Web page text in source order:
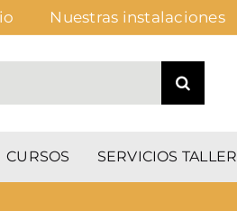
Nuestras instalaciones
CURSOS SERVICIOS TALLER